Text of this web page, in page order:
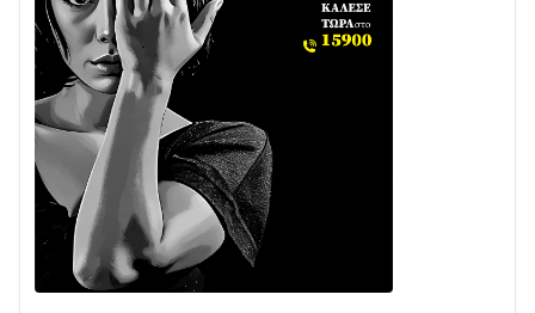
Δωρίδα για Όλους: «Καμία εκχώρηση των νερών
στην ΕΥΔΑΠ»
28/07 • 21:46
Διαβάστε την «Ναυπακτία» που κυκλοφορεί
24/07 • 11:31
ΕΚΤΑΚΤΟ – ΝΑΥΠΑΚΤΙΑ: ΣΥΝΑΓΕΡΜΟΣ ΣΤΗΝ
ΠΥΡΟΣΒΕΣΤΙΚΗ ΓΙΑ ΦΩΤΙΑ ΣΤΟΝ ΑΓΙΟ ΗΛΙΑ ΠΡΙΝ ΤΗ
ΓΡΑΝΙΤΣΑ
24/07 • 11:03
ΤΟ ΠΑΡΤΥ ΣΥΝΕΧΙΖΕΤΑΙ…